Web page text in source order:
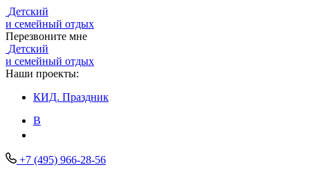
Детский
и семейный отдых
Перезвоните мне
Детский
и семейный отдых
Наши проекты:
КИД. Праздник
В
+7 (495) 966-28-56